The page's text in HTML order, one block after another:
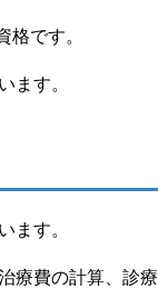
です。
ます。
ます。
療費の計算、診療